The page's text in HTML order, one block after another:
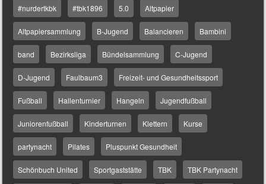
#nurdertkbk #tbk1896 5.0 Altpapier
Altpapiersammlung B-Jugend Balancieren Bambini
band Bezirksliga Bündelsammlung C-Jugend
D-Jugend Faulbaum3 Freizeit- und Gesundheitssport
Fußball Hallenturnier Hangeln Jugendfußball
Juniorenfußball Kinderturnen Klettern Kurse
partynacht Pilates Pluspunkt Gesundheit
Schönbuch United Sportgaststätte TBK TBK Partynacht